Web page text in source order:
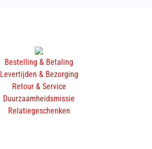
Bestelling & Betaling
Levertijden & Bezorging
Retour & Service
Duurzaamheidsmissie
Relatiegeschenken